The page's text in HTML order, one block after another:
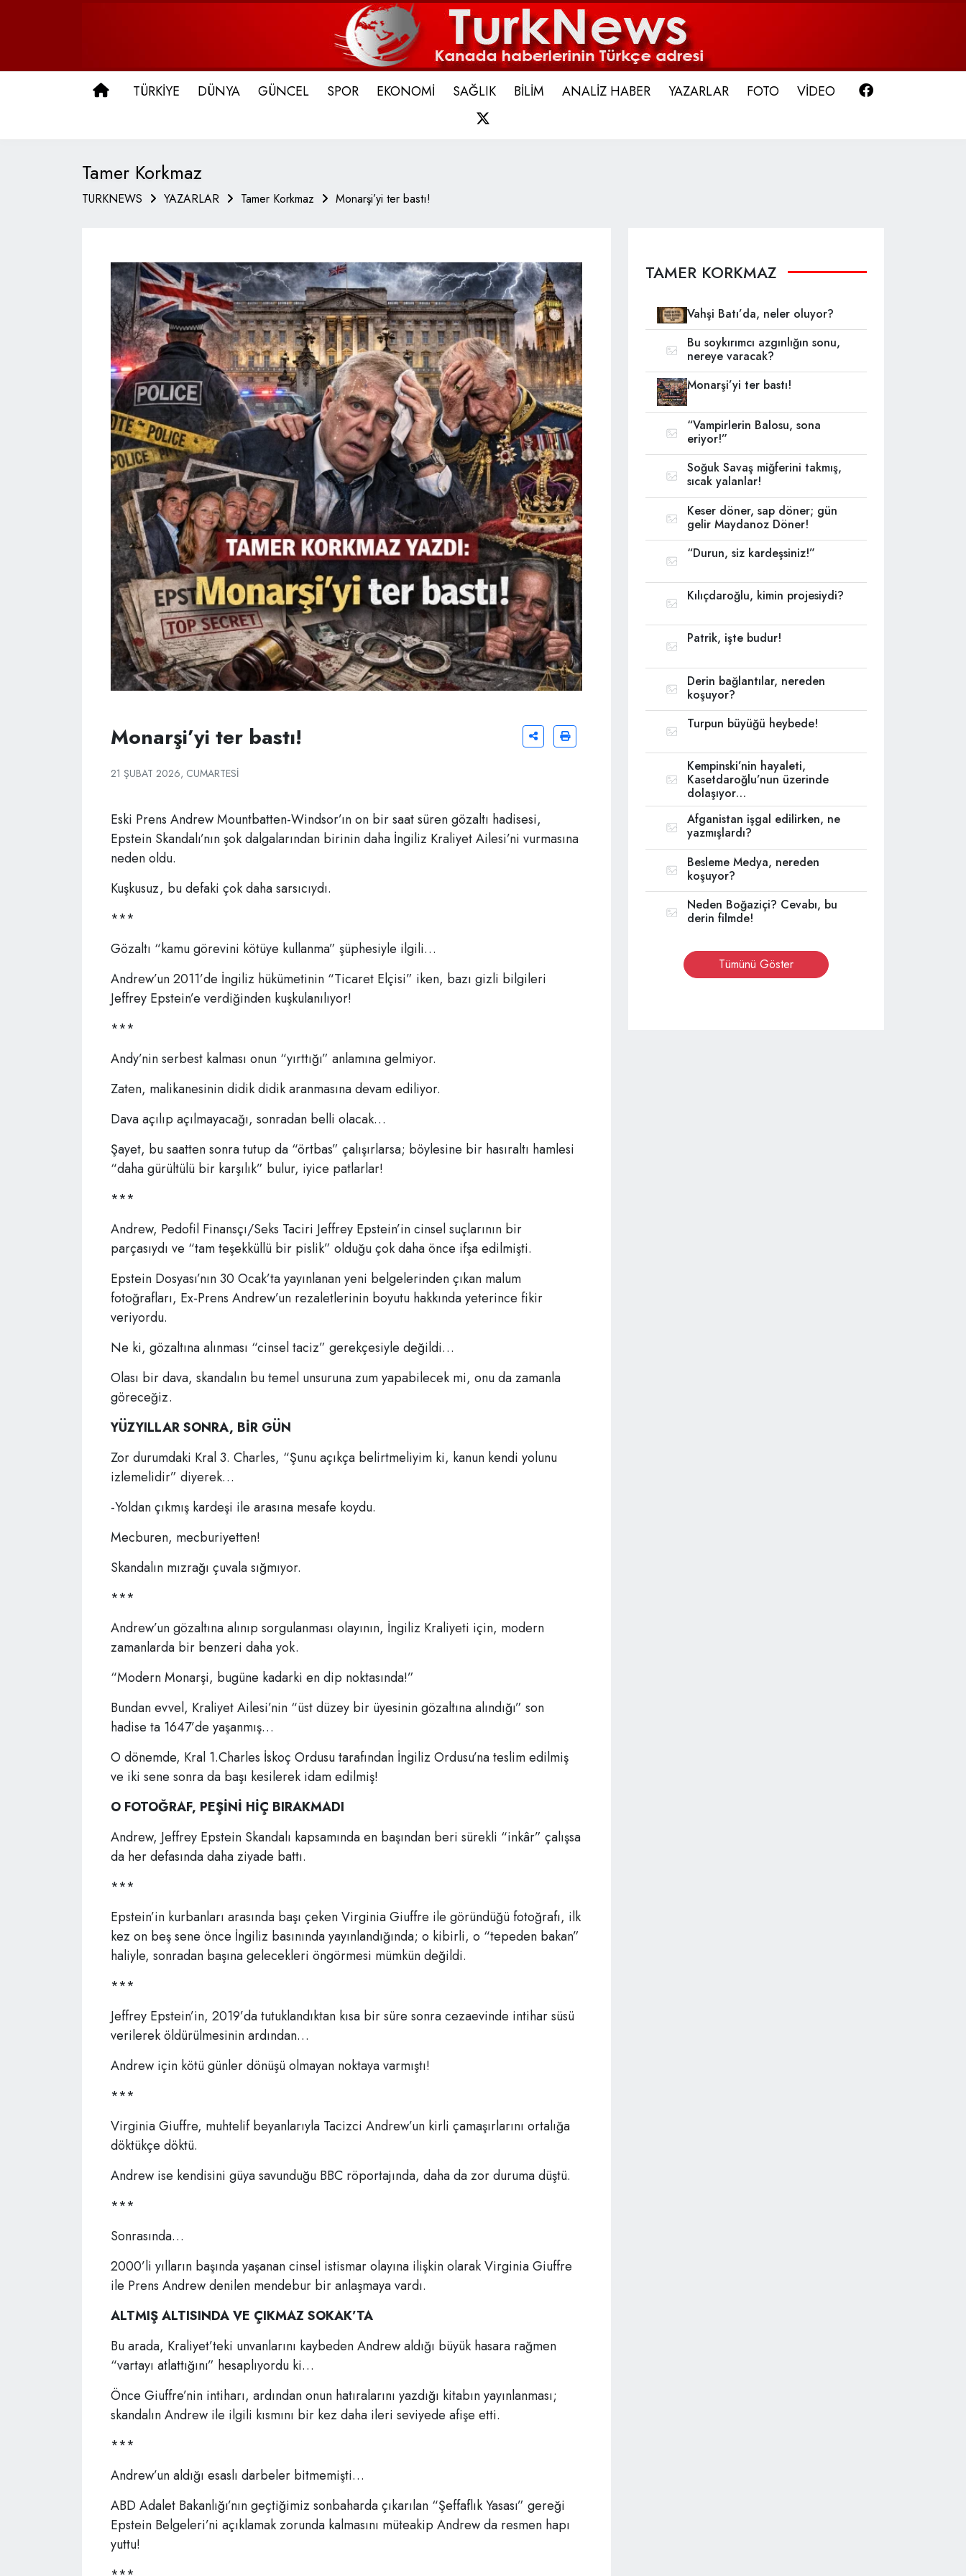
ANA SAYFA
TÜRKİYE DÜNYA GÜNCEL SPOR EKONOMİ SAĞLIK BİLİM ANALİZ HABER YAZARLAR FOTO VİDEO
Tamer Korkmaz
TURKNEWS YAZARLAR Tamer Korkmaz Monarşi’yi ter bastı!
Monarşi’yi ter bastı!
21 ŞUBAT 2026, CUMARTESI
Eski Prens Andrew Mountbatten-Windsor’ın on bir saat süren gözaltı hadisesi,
Epstein Skandalı’nın şok dalgalarından birinin daha İngiliz Kraliyet Ailesi’ni vurmasına
neden oldu.
Kuşkusuz, bu defaki çok daha sarsıcıydı.
***
Gözaltı “kamu görevini kötüye kullanma” şüphesiyle ilgili…
Andrew’un 2011’de İngiliz hükümetinin “Ticaret Elçisi” iken, bazı gizli bilgileri
Jeffrey Epstein’e verdiğinden kuşkulanılıyor!
***
Andy’nin serbest kalması onun “yırttığı” anlamına gelmiyor.
Zaten, malikanesinin didik didik aranmasına devam ediliyor.
Dava açılıp açılmayacağı, sonradan belli olacak…
Şayet, bu saatten sonra tutup da “örtbas” çalışırlarsa; böylesine bir hasıraltı hamlesi
“daha gürültülü bir karşılık” bulur, iyice patlarlar!
***
Andrew, Pedofil Finansçı/Seks Taciri Jeffrey Epstein’in cinsel suçlarının bir
parçasıydı ve “tam teşekküllü bir pislik” olduğu çok daha önce ifşa edilmişti.
Epstein Dosyası’nın 30 Ocak’ta yayınlanan yeni belgelerinden çıkan malum
fotoğrafları, Ex-Prens Andrew’un rezaletlerinin boyutu hakkında yeterince fikir
veriyordu.
Ne ki, gözaltına alınması “cinsel taciz” gerekçesiyle değildi…
Olası bir dava, skandalın bu temel unsuruna zum yapabilecek mi, onu da zamanla
göreceğiz.
YÜZYILLAR SONRA, BİR GÜN
Zor durumdaki Kral 3. Charles, “Şunu açıkça belirtmeliyim ki, kanun kendi yolunu
izlemelidir” diyerek…
-Yoldan çıkmış kardeşi ile arasına mesafe koydu.
Mecburen, mecburiyetten!
Skandalın mızrağı çuvala sığmıyor.
***
Andrew’un gözaltına alınıp sorgulanması olayının, İngiliz Kraliyeti için, modern
zamanlarda bir benzeri daha yok.
“Modern Monarşi, bugüne kadarki en dip noktasında!”
Bundan evvel, Kraliyet Ailesi’nin “üst düzey bir üyesinin gözaltına alındığı” son
hadise ta 1647’de yaşanmış…
O dönemde, Kral 1.Charles İskoç Ordusu tarafından İngiliz Ordusu’na teslim edilmiş
ve iki sene sonra da başı kesilerek idam edilmiş!
O FOTOĞRAF, PEŞİNİ HİÇ BIRAKMADI
Andrew, Jeffrey Epstein Skandalı kapsamında en başından beri sürekli “inkâr” çalışsa
da her defasında daha ziyade battı.
***
Epstein’in kurbanları arasında başı çeken Virginia Giuffre ile göründüğü fotoğrafı, ilk
kez on beş sene önce İngiliz basınında yayınlandığında; o kibirli, o “tepeden bakan”
haliyle, sonradan başına gelecekleri öngörmesi mümkün değildi.
***
Jeffrey Epstein’in, 2019’da tutuklandıktan kısa bir süre sonra cezaevinde intihar süsü
verilerek öldürülmesinin ardından…
Andrew için kötü günler dönüşü olmayan noktaya varmıştı!
***
Virginia Giuffre, muhtelif beyanlarıyla Tacizci Andrew’un kirli çamaşırlarını ortalığa
döktükçe döktü.
Andrew ise kendisini güya savunduğu BBC röportajında, daha da zor duruma düştü.
***
Sonrasında…
2000’li yılların başında yaşanan cinsel istismar olayına ilişkin olarak Virginia Giuffre
ile Prens Andrew denilen mendebur bir anlaşmaya vardı.
ALTMIŞ ALTISINDA VE ÇIKMAZ SOKAK’TA
Bu arada, Kraliyet’teki unvanlarını kaybeden Andrew aldığı büyük hasara rağmen
“vartayı atlattığını” hesaplıyordu ki…
Önce Giuffre’nin intiharı, ardından onun hatıralarını yazdığı kitabın yayınlanması;
skandalın Andrew ile ilgili kısmını bir kez daha ileri seviyede afişe etti.
***
Andrew’un aldığı esaslı darbeler bitmemişti…
ABD Adalet Bakanlığı’nın geçtiğimiz sonbaharda çıkarılan “Şeffaflık Yasası” gereği
Epstein Belgeleri’ni açıklamak zorunda kalmasını müteakip Andrew da resmen hapı
yuttu!
TAMER KORKMAZ
Vahşi Batı’da, neler oluyor?
Bu soykırımcı azgınlığın sonu,
nereye varacak?
Monarşi’yi ter bastı!
“Vampirlerin Balosu, sona
eriyor!”
Soğuk Savaş miğferini takmış,
sıcak yalanlar!
Keser döner, sap döner; gün
gelir Maydanoz Döner!
“Durun, siz kardeşsiniz!”
Kılıçdaroğlu, kimin projesiydi?
Patrik, işte budur!
Derin bağlantılar, nereden
koşuyor?
Turpun büyüğü heybede!
Kempinski’nin hayaleti,
Kasetdaroğlu’nun üzerinde
dolaşıyor…
Afganistan işgal edilirken, ne
yazmışlardı?
Besleme Medya, nereden
koşuyor?
Neden Boğaziçi? Cevabı, bu
derin filmde!
Tümünü Göster